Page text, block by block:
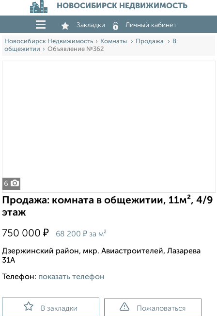
НОВОСИБИРСК НЕДВИЖИМОСТЬ
Закладки Личный кабинет
Новосибирск Недвижимость Комнаты Продажа
В
общежитии
Объявление №362
6
Продажа: комната в общежитии, 11м², 4/9
этаж
750 000 ₽ 68 200 ₽ за м²
Дзержинский район, мкр. Авиастроителей, Лазарева
31А
Телефон: показать телефон
В закладки Пожаловаться